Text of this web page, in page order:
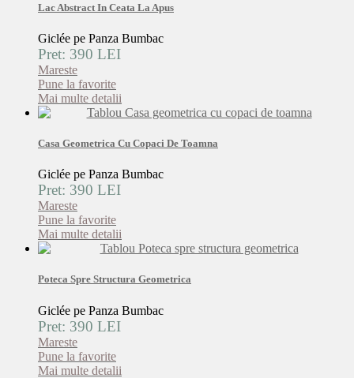
Lac Abstract In Ceata La Apus
Giclée pe Panza Bumbac
Pret: 390 LEI
Mareste
Pune la favorite
Mai multe detalii
Casa Geometrica Cu Copaci De Toamna
Giclée pe Panza Bumbac
Pret: 390 LEI
Mareste
Pune la favorite
Mai multe detalii
Poteca Spre Structura Geometrica
Giclée pe Panza Bumbac
Pret: 390 LEI
Mareste
Pune la favorite
Mai multe detalii